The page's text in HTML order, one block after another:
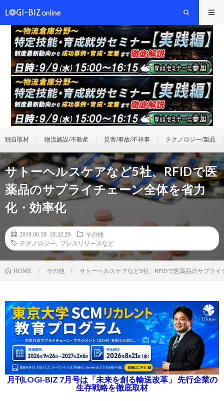
独自取材 物流施設/不動産 災害/事故/不祥事 テクノロジー/製品
サトーヘルスケアなど5社、RFIDで医
薬品のサプライチェーン全体を省力
化・効率化
2019.06.18 10:32:29
その他
テクノロジー
プレスリリースなど
HOME その他 サトーヘルスケアなど5社、RFIDで医薬品のサプラ
月刊LOGI-BIZ 7月号は「未来を創る輸送改革」 先行企業の
生存戦略を徹底取材